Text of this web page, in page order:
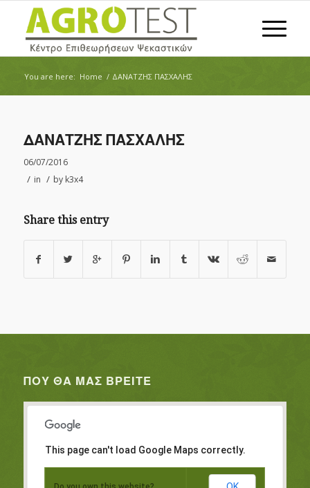
You are here: Home / ΔΑΝΑΤΖΗΣ ΠΑΣΧΑΛΗΣ
ΔΑΝΑΤΖΗΣ ΠΑΣΧΑΛΗΣ
06/07/2016
/ in / by k3x4
Share this entry
ΠΟΥ ΘΑ ΜΑΣ ΒΡΕΊΤΕ
This page can't load Google Maps correctly.